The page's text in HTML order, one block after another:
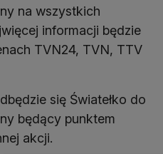
na wszystkich
informacji będzie
TVN24, TVN, TTV
się Światełko do
będący punktem
akcji.